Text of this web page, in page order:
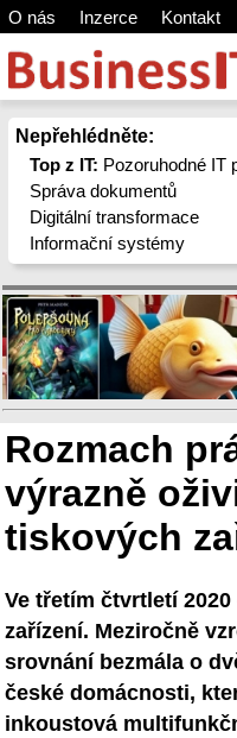
O nás Inzerce Kontakt
Nepřehlédněte:
Top z IT: Pozoruhodné IT
Správa dokumentů
Digitální transformace
Informační systémy
Rozmach
výrazně
tiskových
Ve třetím čtvrtletí
zařízení. Meziročně
srovnání bezmála o
české domácnosti,
inkoustová